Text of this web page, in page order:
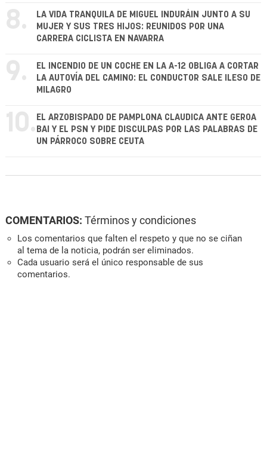
8.
LA VIDA TRANQUILA DE MIGUEL INDURÁIN JUNTO A SU
MUJER Y SUS TRES HIJOS: REUNIDOS POR UNA
CARRERA CICLISTA EN NAVARRA
9.
EL INCENDIO DE UN COCHE EN LA A-12 OBLIGA A CORTAR
LA AUTOVÍA DEL CAMINO: EL CONDUCTOR SALE ILESO DE
MILAGRO
10. EL ARZOBISPADO DE PAMPLONA CLAUDICA ANTE GEROA
BAI Y EL PSN Y PIDE DISCULPAS POR LAS PALABRAS DE
UN PÁRROCO SOBRE CEUTA
COMENTARIOS: Términos y condiciones
Los comentarios que falten el respeto y que no se ciñan
al tema de la noticia, podrán ser eliminados.
Cada usuario será el único responsable de sus
comentarios.